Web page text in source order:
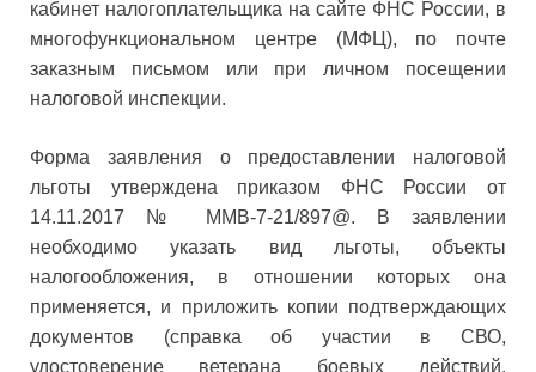
кабинет налогоплательщика на сайте ФНС России, в
многофункциональном центре (МФЦ), по почте
заказным письмом или при личном посещении
налоговой инспекции.
Форма заявления о предоставлении налоговой
льготы утверждена приказом ФНС России от
14.11.2017 № ММВ-7-21/897@. В заявлении
необходимо указать вид льготы, объекты
налогообложения, в отношении которых она
применяется, и приложить копии подтверждающих
документов (справка об участии в СВО,
удостоверение ветерана боевых действий,